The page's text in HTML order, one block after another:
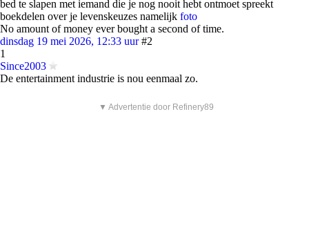
bed te slapen met iemand die je nog nooit hebt ontmoet spreekt
boekdelen over je levenskeuzes namelijk foto
No amount of money ever bought a second of time.
dinsdag 19 mei 2026, 12:33 uur #2
1
Since2003
De entertainment industrie is nou eenmaal zo.
▼ Advertentie door Refinery89